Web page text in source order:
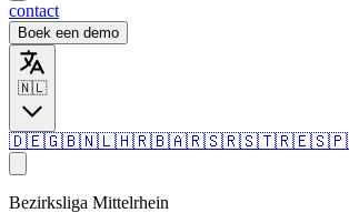
contact
Boek een demo
🇳🇱
🇩🇪🇬🇧🇳🇱🇭🇷🇧🇦🇷🇸🇷🇸🇹🇷🇪🇸
Bezirksliga Mittelrhein